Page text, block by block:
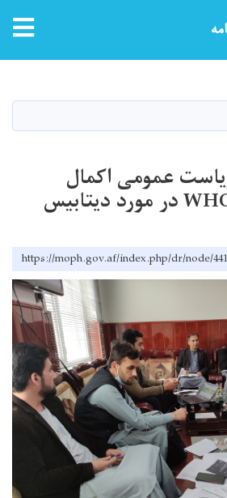
content
عمومی اکمال
https://moph.gov.af/index.php/dr/node/